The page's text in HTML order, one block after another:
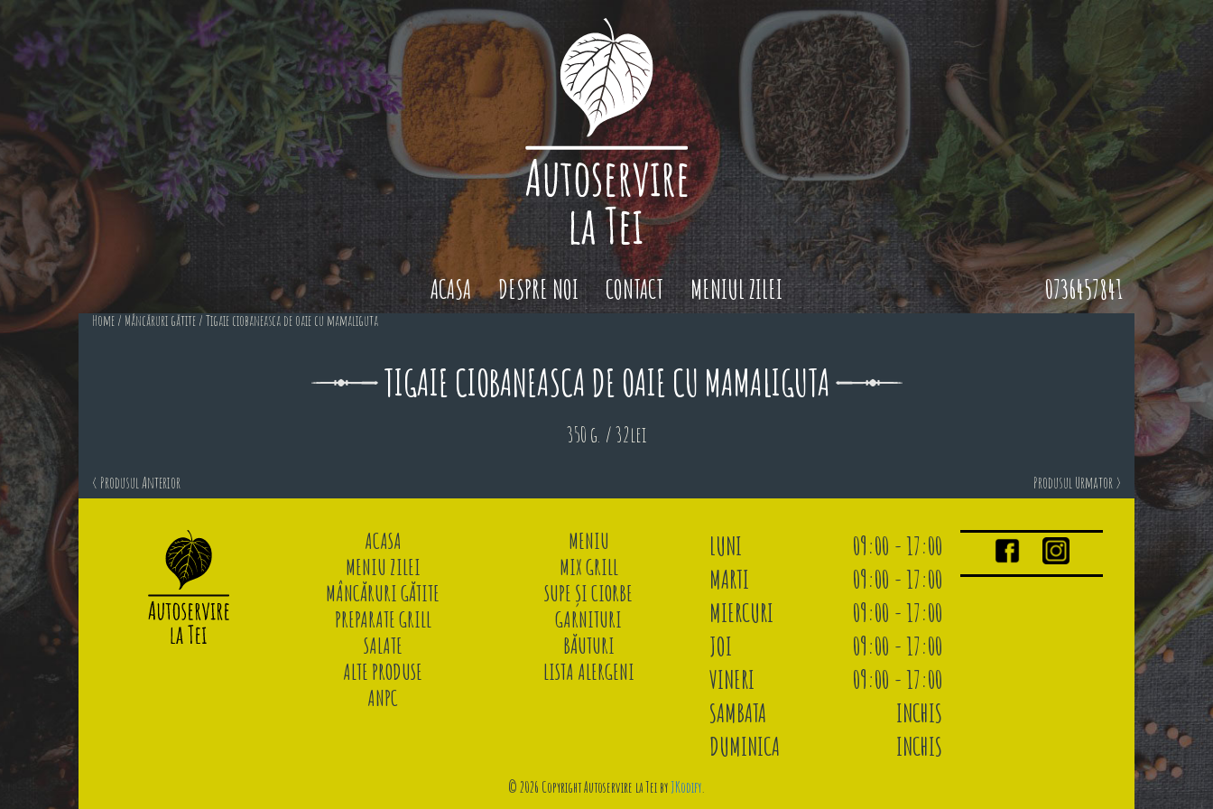
ACASA DESPRE NOI CONTACT MENIUL ZILEI 0736457841
Home / Mâncăruri gătite / Tigaie ciobaneasca de oaie cu mamaliguta
TIGAIE CIOBANEASCA DE OAIE CU MAMALIGUTA
350 g. / 32lei
< Produsul Anterior Produsul Urmator >
ACASA
MENIU
MENIU ZILEI
MIX GRILL
MÂNCĂRURI GĂTITE
SUPE ȘI CIORBE
PREPARATE GRILL
GARNITURI
SALATE
BĂUTURI
ALTE PRODUSE
LISTA ALERGENI
ANPC
LUNI
09:00 - 17:00
MARTI
09:00 - 17:00
MIERCURI
09:00 - 17:00
JOI
09:00 - 17:00
VINERI
09:00 - 17:00
SAMBATA
INCHIS
DUMINICA
INCHIS
© 2026 Copyright Autoservire la Tei byJKodify.